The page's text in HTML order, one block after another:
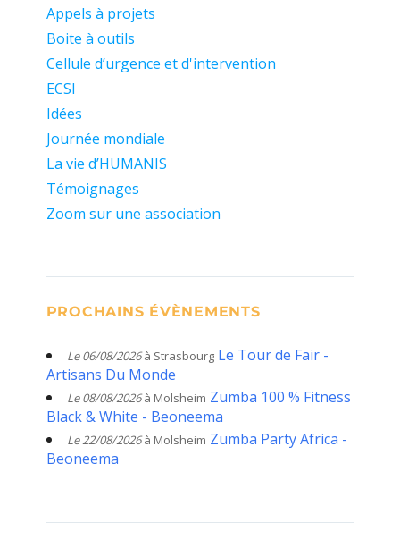
Appels à projets
Boite à outils
Cellule d’urgence et d'intervention
ECSI
Idées
Journée mondiale
La vie d’HUMANIS
Témoignages
Zoom sur une association
PROCHAINS ÉVÈNEMENTS
Le 06/08/2026à Strasbourg Le Tour de Fair -
Artisans Du Monde
Le 08/08/2026à Molsheim Zumba 100 % Fitness
Black & White - Beoneema
Le 22/08/2026à Molsheim Zumba Party Africa -
Beoneema